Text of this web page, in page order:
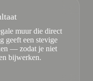
muur die direct
geeft een stevige
— zodat je niet
bijwerken.